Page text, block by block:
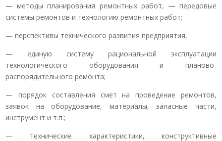
— методы планирования ремонтных работ, — передовые
системы ремонтов и технологию ремонтных работ;
— перспективы технического развития предприятия,
— единую систему рациональной эксплуатации
технологического оборудования и планово-
распорядительного ремонта;
— порядок составления смет на проведение ремонтов,
заявок на оборудование, материалы, запасные части,
инструмент и т.п.;
— технические характеристики, конструктивные